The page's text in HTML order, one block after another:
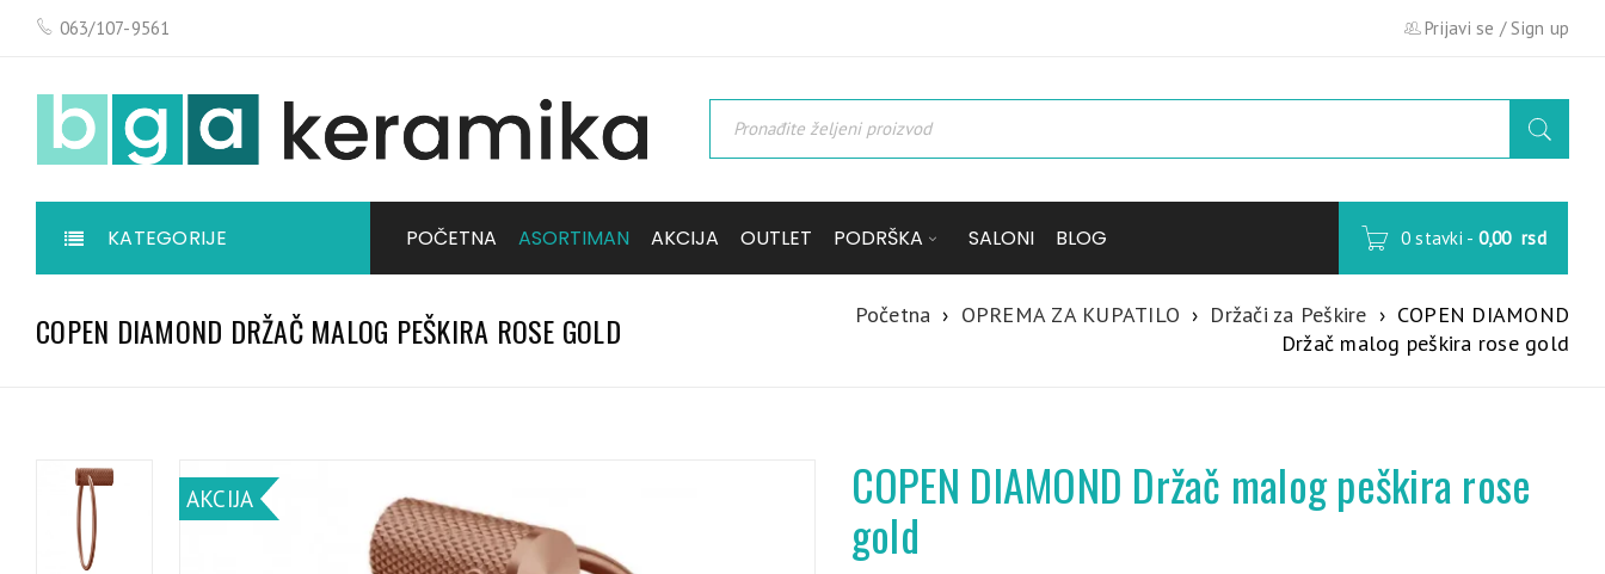
063/107-9561 Prijavi se /Sign up
KATEGORIJE POČETNA ASORTIMAN AKCIJA OUTLET PODRŠKA SALONI BLOG 0 stavki - 0,00 rsd
COPEN DIAMOND DRŽAČ MALOG PEŠKIRA ROSE GOLD Početna › OPREMA ZA KUPATILO › Držači za Peškire › COPEN DIAMOND
Držač malog peškira rose gold
AKCIJA COPEN DIAMOND Držač malog peškira rose
gold